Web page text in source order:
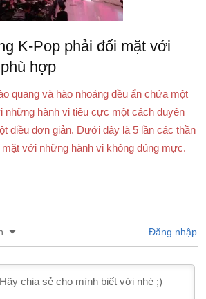
K-Pop phải đối mặt với
hợp
quang và hào nhoáng đều ẩn chứa một
những hành vi tiêu cực một cách duyên
điều đơn giản. Dưới đây là 5 lần các thần
với những hành vi không đúng mực.
Đăng nhập